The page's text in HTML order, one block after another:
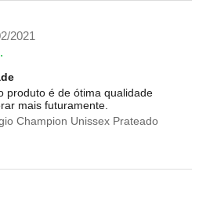
2021
produto é de ótima qualidade
mais futuramente.
Champion Unissex Prateado